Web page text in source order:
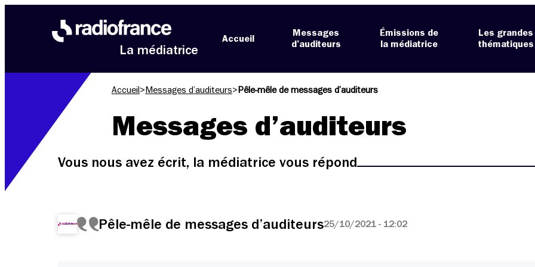
La médiatrice
Accueil
Messages
d’auditeurs
Émissions de
la médiatrice
Les grandes
thématiques
Accueil > Messages d’auditeurs> Pêle-mêle de messages d’auditeurs
Messages d’auditeurs
Vous nous avez écrit, la médiatrice vous répond
Pêle-mêle de messages d’auditeurs25/10/2021 - 12:02